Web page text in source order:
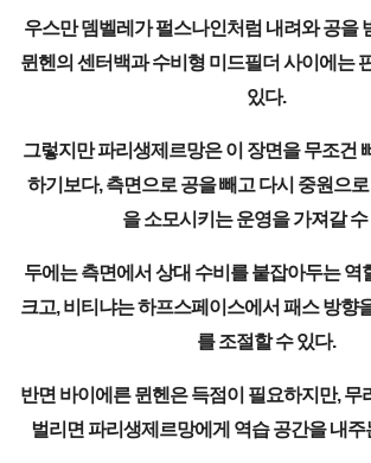
우스만 뎀벨레가 펄스나인처럼 내려와 공을
뮌헨의 센터백과 수비형 미드필더 사이에는
있다.
그렇지만 파리생제르망은 이 장면을 무조건
하기보다, 측면으로 공을 빼고 다시 중원으
을 소모시키는 운영을 가져갈 수
두에는 측면에서 상대 수비를 붙잡아두는 역
크고, 비티냐는 하프스페이스에서 패스 방향
를 조절할 수 있다.
반면 바이에른 뮌헨은 득점이 필요하지만, 무
벌리면 파리생제르망에게 역습 공간을 내주